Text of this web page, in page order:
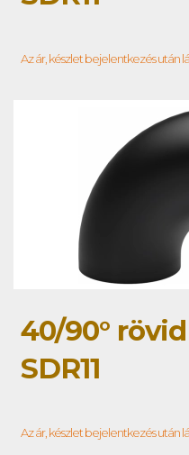
Az ár, készlet bejelentkezés után
40/90°
SDR11
Az ár, készlet bejelentkezés után